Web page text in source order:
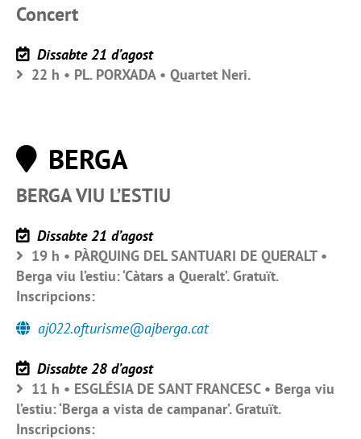
Concert
Dissabte 21 d’agost
22 h • PL. PORXADA • Quartet Neri.
BERGA
BERGA VIU L’ESTIU
Dissabte 21 d’agost
19 h • PÀRQUING DEL SANTUARI DE QUERALT •
Berga viu l’estiu: ‘Càtars a Queralt’. Gratuït.
Inscripcions:
aj022.ofturisme@ajberga.cat
Dissabte 28 d’agost
11 h • ESGLÉSIA DE SANT FRANCESC • Berga viu
l’estiu: ‘Berga a vista de campanar’. Gratuït.
Inscripcions: